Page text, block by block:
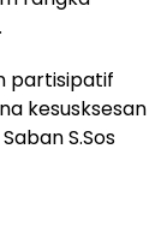
partisipatif
kesusksesan
S.Sos